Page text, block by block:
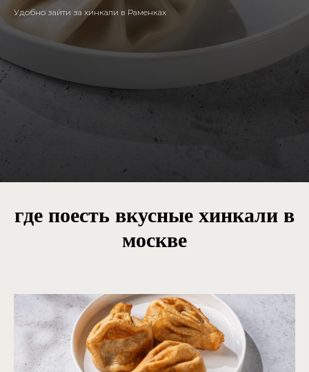
Удобно зайти за хинкали в Раменках
где поесть вкусные хинкали в
москве